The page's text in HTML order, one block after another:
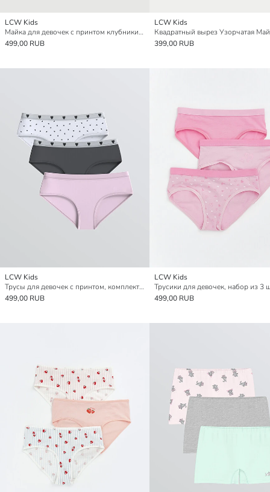
LCW Kids
Майка для девочек с принтом клубники и ремешками, упаковка из 2 штук
499,00 RUB
LCW Kids
399,00 RUB
LCW Kids
Трусы для девочек с принтом, комплект из 3 штук
499,00 RUB
LCW Kids
Трусики для девочек, набор из 3
499,00 RUB